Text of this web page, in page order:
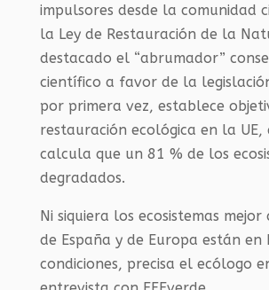
impulsores desde la comunidad
la Ley de Restauración de la
destacado el “abrumador”
científico a favor de la
por primera vez, establece
restauración ecológica en la UE,
calcula que un 81 % de los
degradados.
Ni siquiera los ecosistemas mejor
de España y de Europa están en
condiciones, precisa el ecólogo